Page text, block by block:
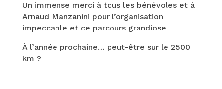
Un immense merci à tous les bénévoles et à
Arnaud Manzanini pour l’organisation
impeccable et ce parcours grandiose.
À l’année prochaine… peut-être sur le 2500
km ?